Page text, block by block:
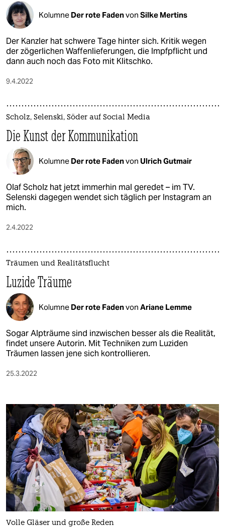
Kolumne Der rote Fadenvon Silke Mertins
Der Kanzler hat schwere Tage hinter sich. Kritik wegen
der zögerlichen Waffenlieferungen, die Impfpflicht und
dann auch noch das Foto mit Klitschko.
9.4.2022
Scholz, Selenski, Söder auf Social Media
Die Kunst der Kommunikation
Kolumne Der rote Fadenvon Ulrich Gutmair
Olaf Scholz hat jetzt immerhin mal geredet – im TV.
Selenski dagegen wendet sich täglich per Instagram an
mich.
2.4.2022
Träumen und Realitätsflucht
Luzide Träume
Kolumne Der rote Fadenvon Ariane Lemme
Sogar Alpträume sind inzwischen besser als die Realität,
findet unsere Autorin. Mit Techniken zum Luziden
Träumen lassen jene sich kontrollieren.
25.3.2022
Volle Gläser und große Reden